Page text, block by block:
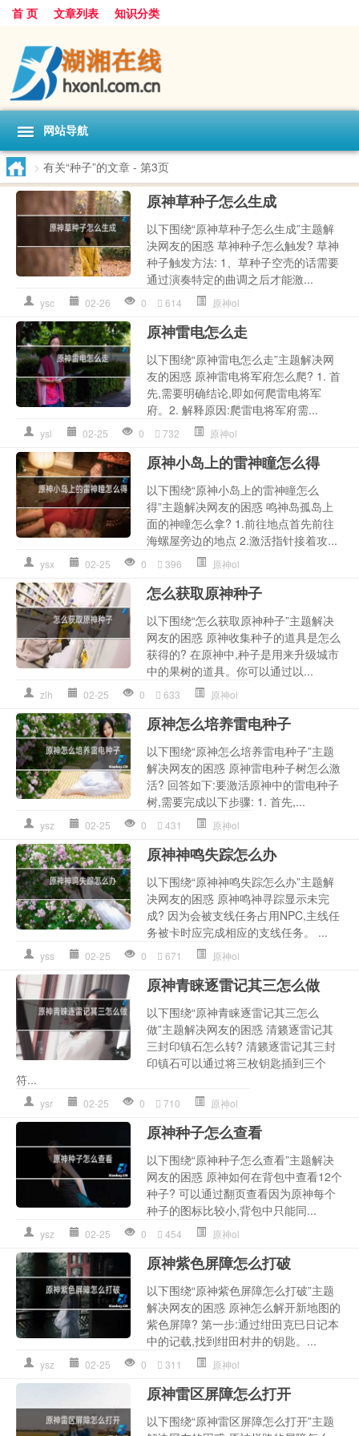
首 页 文章列表 知识分类
网站导航
> 有关“种子”的文章 - 第3页
原神草种子怎么生成
以下围绕“原神草种子怎么生成”主题解
决网友的困惑 草神种子怎么触发? 草神
种子触发方法: 1、草种子空壳的话需要
通过演奏特定的曲调之后才能激...
ysc 02-26 0 614 原神ol
原神雷电怎么走
以下围绕“原神雷电怎么走”主题解决网
友的困惑 原神雷电将军府怎么爬? 1. 首
先,需要明确结论,即如何爬雷电将军
府。2. 解释原因:爬雷电将军府需...
ysl 02-25 0 732 原神ol
原神小岛上的雷神瞳怎么得
以下围绕“原神小岛上的雷神瞳怎么
得”主题解决网友的困惑 鸣神岛孤岛上
面的神瞳怎么拿? 1.前往地点首先前往
海螺屋旁边的地点 2.激活指针接着攻...
ysx 02-25 0 396 原神ol
怎么获取原神种子
以下围绕“怎么获取原神种子”主题解决
网友的困惑 原神收集种子的道具是怎么
获得的? 在原神中,种子是用来升级城市
中的果树的道具。你可以通过以...
zlh 02-25 0 633 原神ol
原神怎么培养雷电种子
以下围绕“原神怎么培养雷电种子”主题
解决网友的困惑 原神雷电种子树怎么激
活? 回答如下:要激活原神中的雷电种子
树,需要完成以下步骤: 1. 首先,...
ysz 02-25 0 431 原神ol
原神神鸣失踪怎么办
以下围绕“原神神鸣失踪怎么办”主题解
决网友的困惑 原神鸣神寻踪显示未完
成? 因为会被支线任务占用NPC,主线任
务被卡时应完成相应的支线任务。 ...
yss 02-25 0 671 原神ol
原神青睐逐雷记其三怎么做
以下围绕“原神青睐逐雷记其三怎么
做”主题解决网友的困惑 清籁逐雷记其
三封印镇石怎么转? 清籁逐雷记其三封
印镇石可以通过将三枚钥匙插到三个
符...
ysr 02-25 0 710 原神ol
原神种子怎么查看
以下围绕“原神种子怎么查看”主题解决
网友的困惑 原神如何在背包中查看12个
种子? 可以通过翻页查看因为原神每个
种子的图标比较小,背包中只能同...
ysz 02-25 0 454 原神ol
原神紫色屏障怎么打破
以下围绕“原神紫色屏障怎么打破”主题
解决网友的困惑 原神怎么解开新地图的
紫色屏障? 第一步:通过绀田克巳日记本
中的记载,找到绀田村井的钥匙。...
ysz 02-25 0 311 原神ol
原神雷区屏障怎么打开
以下围绕“原神雷区屏障怎么打开”主题